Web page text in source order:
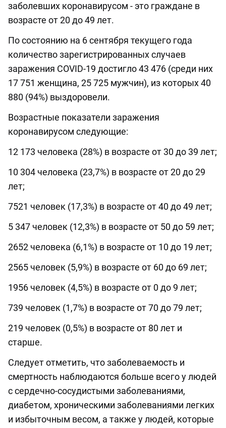
заболевших коронавирусом - это граждане в
возрасте от 20 до 49 лет.
По состоянию на 6 сентября текущего года
количество зарегистрированных случаев
заражения COVID-19 достигло 43 476 (среди них
17 751 женщина, 25 725 мужчин), из которых 40
880 (94%) выздоровели.
Возрастные показатели заражения
коронавирусом следующие:
12 173 человека (28%) в возрасте от 30 до 39 лет;
10 304 человека (23,7%) в возрасте от 20 до 29
лет;
7521 человек (17,3%) в возрасте от 40 до 49 лет;
5 347 человек (12,3%) в возрасте от 50 до 59 лет;
2652 человека (6,1%) в возрасте от 10 до 19 лет;
2565 человек (5,9%) в возрасте от 60 до 69 лет;
1956 человек (4,5%) в возрасте от 0 до 9 лет;
739 человек (1,7%) в возрасте от 70 до 79 лет;
219 человек (0,5%) в возрасте от 80 лет и
старше.
Следует отметить, что заболеваемость и
смертность наблюдаются больше всего у людей
с сердечно-сосудистыми заболеваниями,
диабетом, хроническими заболеваниями легких
и избыточным весом, а также у людей, которые